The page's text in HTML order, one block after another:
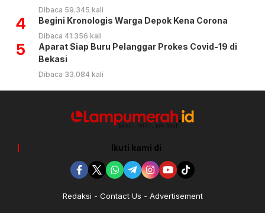
Dibaca 59.345 kali
4 Begini Kronologis Warga Depok Kena Corona
Dibaca 41.356 kali
5
Aparat Siap Buru Pelanggar Prokes Covid-19 di
Bekasi
Dibaca 33.084 kali
Ikuti kami di
Redaksi Contact Us Advertisement